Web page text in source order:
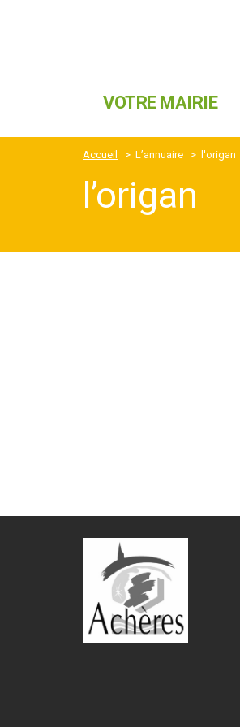
VOTRE MAIRIE
Accueil > L’annuaire > l'origan
l’origan